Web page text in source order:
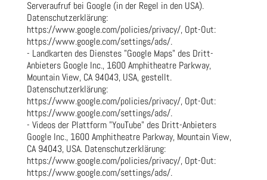
Serveraufruf bei Google (in der Regel in den USA).
Datenschutzerklärung:
https://www.google.com/policies/privacy/, Opt-Out:
https://www.google.com/settings/ads/.
- Landkarten des Dienstes "Google Maps" des Dritt-
Anbieters Google Inc., 1600 Amphitheatre Parkway,
Mountain View, CA 94043, USA, gestellt.
Datenschutzerklärung:
https://www.google.com/policies/privacy/, Opt-Out:
https://www.google.com/settings/ads/.
- Videos der Plattform "YouTube" des Dritt-Anbieters
Google Inc., 1600 Amphitheatre Parkway, Mountain View,
CA 94043, USA. Datenschutzerklärung:
https://www.google.com/policies/privacy/, Opt-Out:
https://www.google.com/settings/ads/.